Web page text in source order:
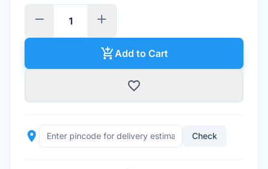
remove add
add_shopping_cartAdd to Cart
favorite_border
place Check